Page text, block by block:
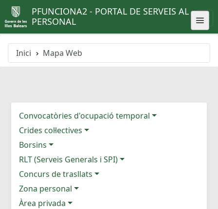
PFUNCIONA2 - PORTAL DE SERVEIS AL
PERSONAL
Inici Mapa Web
Convocatòries d'ocupació temporal
Crides col·lectives
Borsins
RLT (Serveis Generals i SPI)
Concurs de trasllats
Zona personal
Àrea privada